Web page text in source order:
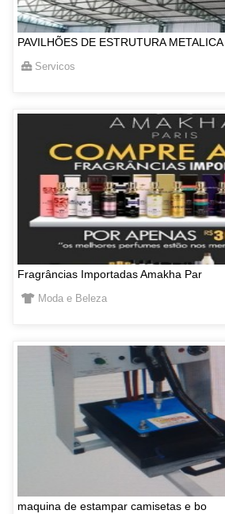
PAVILHÕES DE ESTRUTURA METALICA
Servicos
Fragrâncias Importadas Amakha Par
Moda e Beleza
maquina de estampar camisetas e bo